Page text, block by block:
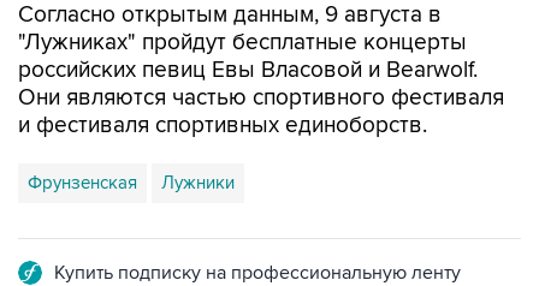
Согласно открытым данным, 9 августа в
"Лужниках" пройдут бесплатные концерты
российских певиц Евы Власовой и Bearwolf.
Они являются частью спортивного фестиваля
и фестиваля спортивных единоборств.
Фрунзенская Лужники
Купить подписку на профессиональную ленту